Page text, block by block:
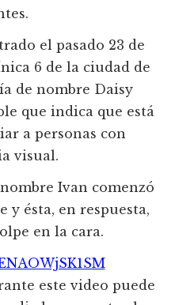
el pasado 23 de
6 de la ciudad de
de nombre Daisy
que indica que está
a personas con
visual.
Ivan comenzó
y ésta, en respuesta,
en la cara.
este video puede